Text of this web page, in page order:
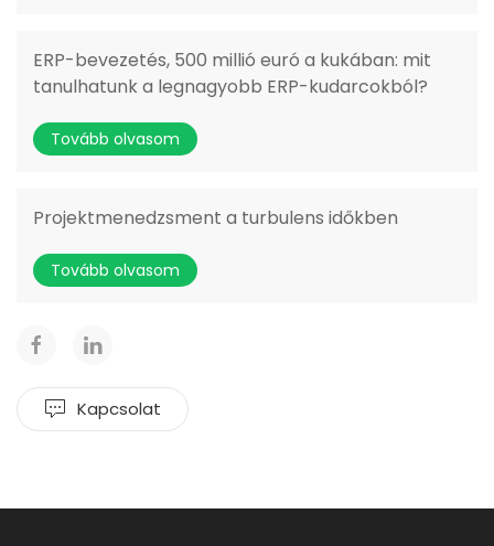
ERP-bevezetés, 500 millió euró a kukában: mit
tanulhatunk a legnagyobb ERP-kudarcokból?
Tovább olvasom
Projektmenedzsment a turbulens időkben
Tovább olvasom
Kapcsolat